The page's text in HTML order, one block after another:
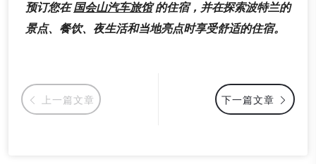
预订您在国会山汽车旅馆的住宿，并在探索波特兰的
景点、餐饮、夜生活和当地亮点时享受舒适的住宿。
下一篇文章
上一篇文章